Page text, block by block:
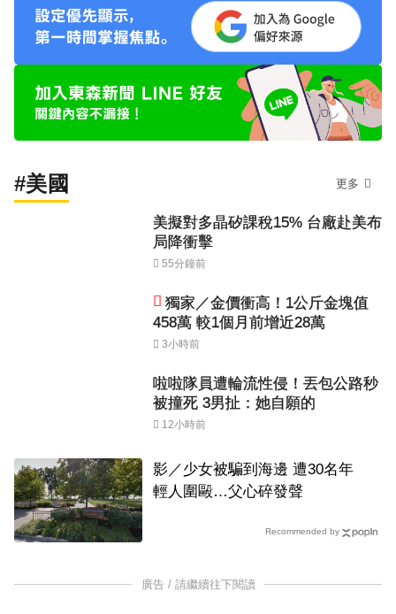
#美國 更多
美擬對多晶矽課稅15% 台廠赴美布
局降衝擊
55分鐘前
獨家／金價衝高！1公斤金塊值
458萬 較1個月前增近28萬
3小時前
啦啦隊員遭輪流性侵！丟包公路秒
被撞死 3男扯：她自願的
12小時前
影／少女被騙到海邊 遭30名年
輕人圍毆…父心碎發聲
Recommended by
廣告 / 請繼續往下閱讀